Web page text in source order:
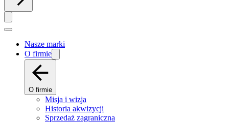
Nasze marki
O firmie
O firmie
Misja i wizja
Historia akwizycji
Sprzedaż zagraniczna